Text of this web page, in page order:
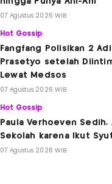
07 Agustus 2026 WIB
Hot Gossip
Fangfang Polisikan 2
Prasetyo setelah
Lewat Medsos
07 Agustus 2026 WIB
Hot Gossip
Paula Verhoeven Sedih,
Sekolah karena Ikut
07 Agustus 2026 WIB